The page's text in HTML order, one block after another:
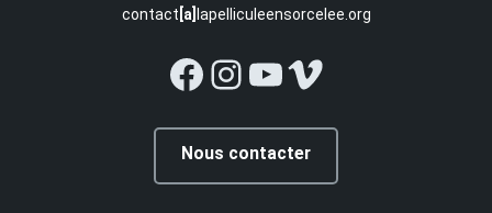
contact [a] lapelliculeensorcelee.org
Facebook
Instagram
YouTube
Vimeo
Nous contacter